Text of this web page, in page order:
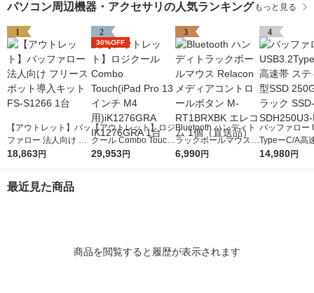
パソコン周辺機器・アクセサリの人気ランキング もっと見る
1
【アウトレット】バッ
ファロー 法人向け フ
リースポット導入キッ
18,863円
2
30%OFF
【アウトレット】ロジ
クール Combo Touch
(iPad Pro 13インチ M
29,953円
3
Bluetooth ハンディト
ラックボールマウス R
elacon メディアコン
6,990円
4
バッファロー
TypeーC/A高
ティック型
14,980円
最近見た商品
商品を閲覧すると履歴が表示されます